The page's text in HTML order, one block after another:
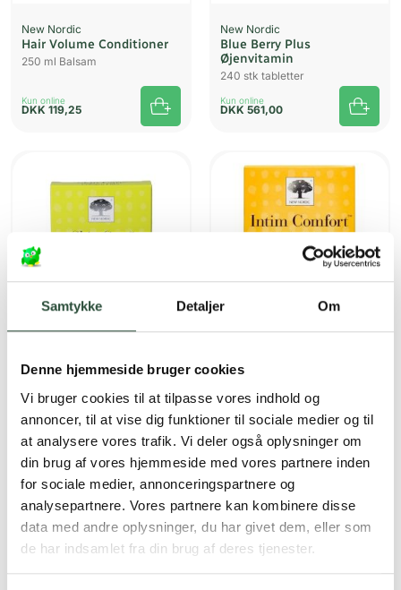
Samtykke Detaljer Om
Denne hjemmeside bruger cookies
Vi bruger cookies til at tilpasse vores indhold og
annoncer, til at vise dig funktioner til sociale medier og til
at analysere vores trafik. Vi deler også oplysninger om
din brug af vores hjemmeside med vores partnere inden
for sociale medier, annonceringspartnere og
analysepartnere. Vores partnere kan kombinere disse
data med andre oplysninger, du har givet dem, eller som
de har indsamlet fra din brug af deres tjenester.
New Nordic
Hair Volume Conditioner
250 ml Balsam
Kun online
DKK 119,25
New Nordic
Blue Berry Plus
Øjenvitamin
240 stk tabletter
Kun online
DKK 561,00
Skin Care Collagen Filler
DKK191,25
Intim Comfort
Kun online
DKK 201,00